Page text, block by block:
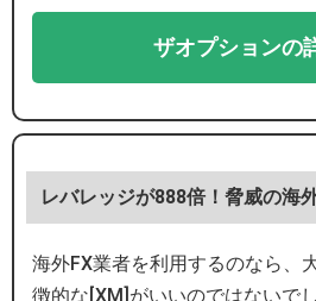
ザオプションの
レバレッジが888倍！脅威の海
海外FX業者を利用するのなら、
徴的な[XM]がいいのではないでし